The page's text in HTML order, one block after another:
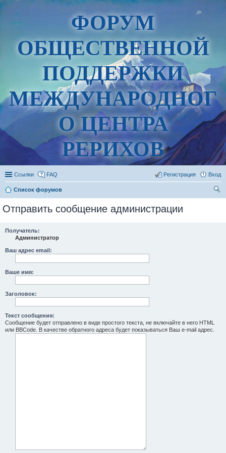
ФОРУМ
ОБЩЕСТВЕННОЙ
ПОДДЕРЖКИ
МЕЖДУНАРОДНОГ
О ЦЕНТРА
РЕРИХОВ
Ссылки FAQ Вход
Регистрация
Список форумов
Отправить сообщение администрации
Получатель:
Администратор
Ваш адрес email:
Ваше имя:
Заголовок:
Текст сообщения:
Сообщение будет отправлено в виде простого текста, не включайте в него HTML
или BBCode. В качестве обратного адреса будет показываться Ваш e-mail адрес.